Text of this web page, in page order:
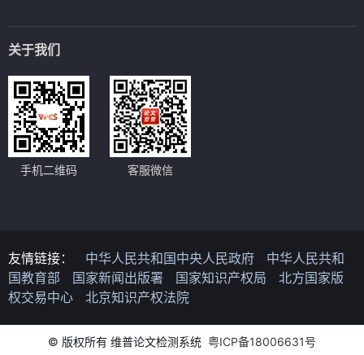
关于我们
手机二维码 客服微信
友情链接： 中华人民共和国中央人民政府
中华人民共和
国教育部
国家新闻出版署 国家知识产权局
北方国家版
权交易中心
北京知识产权法院
© 版权所有 维普论文检测系统 粤ICP备18006631号